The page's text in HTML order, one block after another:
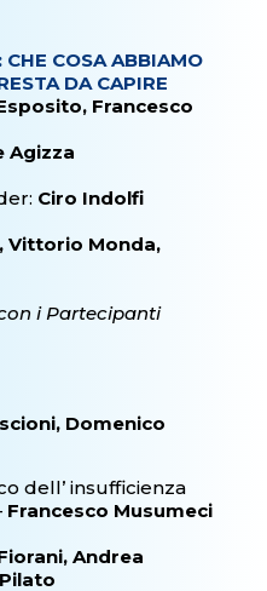
CHE COSA ABBIAMO
DA CAPIRE
Francesco
Agizza
Ciro Indolfi
Vittorio Monda,
i Partecipanti
Domenico
dell’ insufficienza
Francesco Musumeci
Andrea